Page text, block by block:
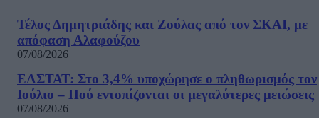
Τέλος Δημητριάδης και Ζούλας από τον ΣΚΑΙ, με
απόφαση Αλαφούζου
07/08/2026
ΕΛΣΤΑΤ: Στο 3,4% υποχώρησε ο πληθωρισμός τον
Ιούλιο – Πού εντοπίζονται οι μεγαλύτερες μειώσεις
07/08/2026